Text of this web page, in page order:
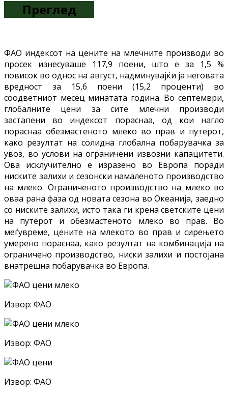
Преглед
ФАО индексот на цените на млечните производи во
просек изнесуваше 117,9 поени, што е за 1,5 %
повисок во однос на август, надминувајќи ја неговата
вредност за 15,6 поени (15,2 проценти) во
соодветниот месец минатата година. Во септември,
глобалните цени за сите млечни производи
застапени во индексот пораснаа, од кои нагло
пораснаа обезмастеното млеко во прав и путерот,
како резултат на солидна глобална побарувачка за
увоз, во услови на ограничени извозни капацитети.
Ова исклучително е изразено во Европа поради
ниските залихи и сезонски намаленото производство
на млеко. Ограниченото производство на млеко во
оваа рана фаза од новата сезона во Океанија, заедно
со ниските залихи, исто така ги крена светските цени
на путерот и обезмастеното млеко во прав. Во
меѓувреме, цените на млекото во прав и сирењето
умерено пораснаа, како резултат на комбинација на
ограничено производство, ниски залихи и постојана
внатрешна побарувачка во Европа.
Извор: ФАО
Извор: ФАО
Извор: ФАО